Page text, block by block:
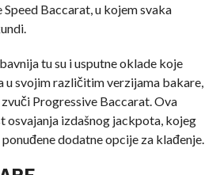
Baccarat, u kojem svaka
tu su i usputne oklade koje
u svojim različitim verzijama bakare,
Progressive Baccarat. Ova
osvajanja izdašnog jackpota, kojeg
dodatne opcije za klađenje.